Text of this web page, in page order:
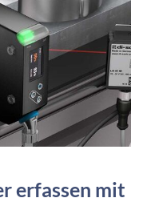
erfassen mit